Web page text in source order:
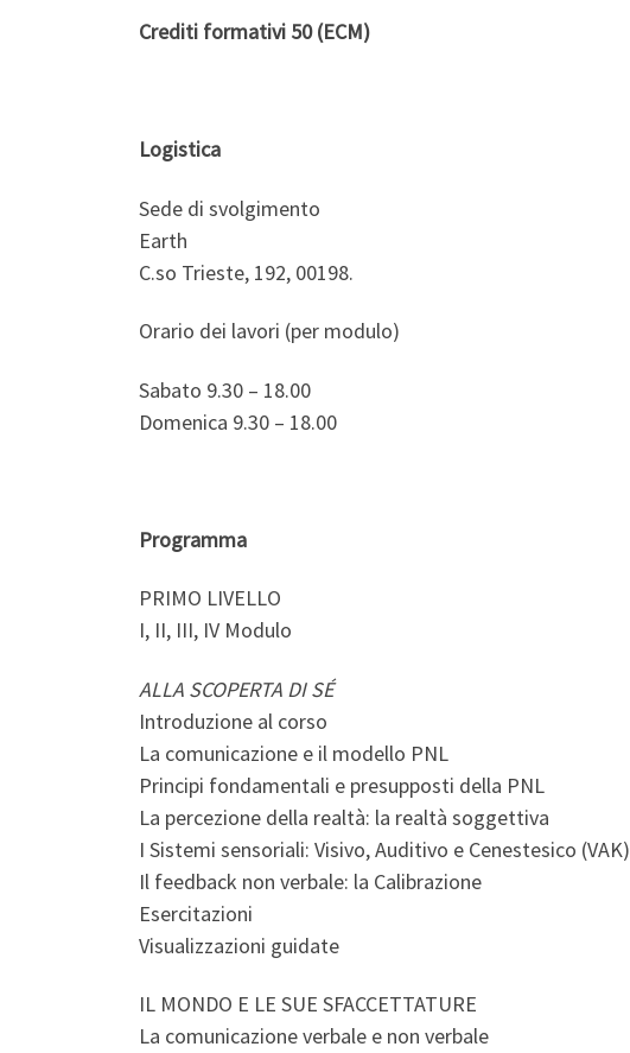
Crediti formativi 50 (ECM)
Logistica
Sede di svolgimento
Earth
C.so Trieste, 192, 00198.
Orario dei lavori (per modulo)
Sabato 9.30 – 18.00
Domenica 9.30 – 18.00
Programma
PRIMO LIVELLO
I, II, III, IV Modulo
ALLA SCOPERTA DI SÉ
Introduzione al corso
La comunicazione e il modello PNL
Principi fondamentali e presupposti della PNL
La percezione della realtà: la realtà soggettiva
I Sistemi sensoriali: Visivo, Auditivo e Cenestesico (VAK)
Il feedback non verbale: la Calibrazione
Esercitazioni
Visualizzazioni guidate
IL MONDO E LE SUE SFACCETTATURE
La comunicazione verbale e non verbale